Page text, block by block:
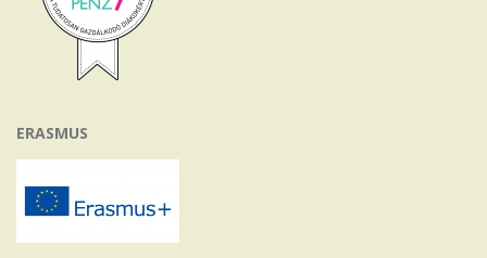
ERASMUS